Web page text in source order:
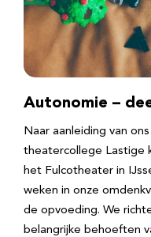
Autonomie –
Naar aanleiding van
theatercollege Lastige
het Fulcotheater in
weken in onze
de opvoeding. We
belangrijke behoeften